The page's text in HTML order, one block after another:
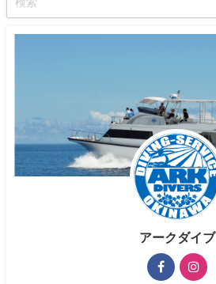
アークダイブ